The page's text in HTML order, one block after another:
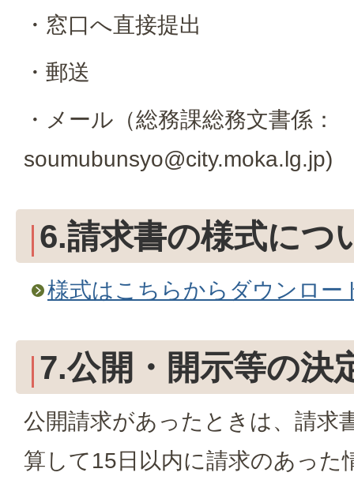
・窓口へ直接提出
・郵送
・メール（総務課総務文書係：
soumubunsyo@city.moka.lg.jp)
6.請求書の様式につ
様式はこちらからダウンロー
7.公開・開示等の決
公開請求があったときは、請求
算して15日以内に請求のあった